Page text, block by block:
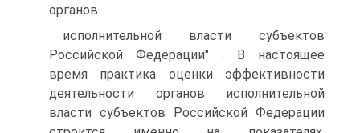
органов
исполнительной власти субъектов
Российской Федерации" . В настоящее
время практика оценки эффективности
деятельности органов исполнительной
власти субъектов Российской Федерации